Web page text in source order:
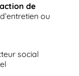
de
ou
social